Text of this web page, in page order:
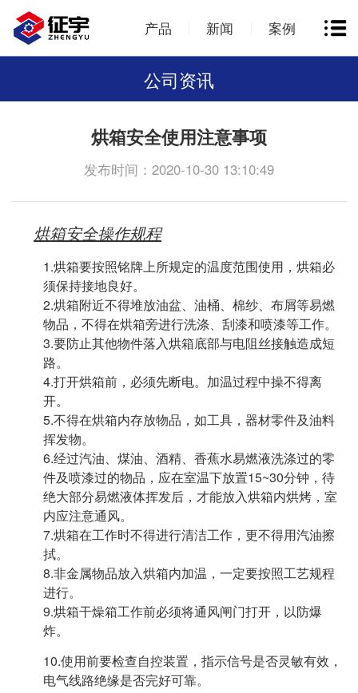
产品 新闻 案例
公司资讯
烘箱安全使用注意事项
发布时间：2020-10-30 13:10:49
烘箱安全操作规程
1.烘箱要按照铭牌上所规定的温度范围使用，烘箱必
须保持接地良好。
2.烘箱附近不得堆放油盆、油桶、棉纱、布屑等易燃
物品，不得在烘箱旁进行洗涤、刮漆和喷漆等工作。
3.要防止其他物件落入烘箱底部与电阻丝接触造成短
路。
4.打开烘箱前，必须先断电。加温过程中操不得离
开。
5.不得在烘箱内存放物品，如工具，器材零件及油料
挥发物。
6.经过汽油、煤油、酒精、香蕉水易燃液洗涤过的零
件及喷漆过的物品，应在室温下放置15~30分钟，待
绝大部分易燃液体挥发后，才能放入烘箱内烘烤，室
内应注意通风。
7.烘箱在工作时不得进行清洁工作，更不得用汽油擦
拭。
8.非金属物品放入烘箱内加温，一定要按照工艺规程
进行。
9.烘箱干燥箱工作前必须将通风闸门打开，以防爆
炸。
10.使用前要检查自控装置，指示信号是否灵敏有效，
电气线路绝缘是否完好可靠。